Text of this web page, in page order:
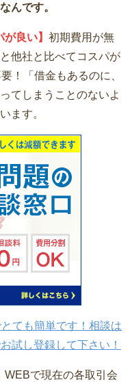
んです。
良い】 初期費用が無
他社と比べてコスパが
！「借金もあるのに、
てしまうことのないよ
ます。
ても簡単です！相談は
試し登録して下さい！
WEBで現在の各取引会